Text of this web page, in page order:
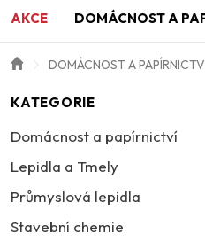
AKCE DOMÁCNOST A
DOMÁCNOST A
KATEGORIE
Domácnost a papírnictví
Lepidla a Tmely
Průmyslová lepidla
Stavební chemie